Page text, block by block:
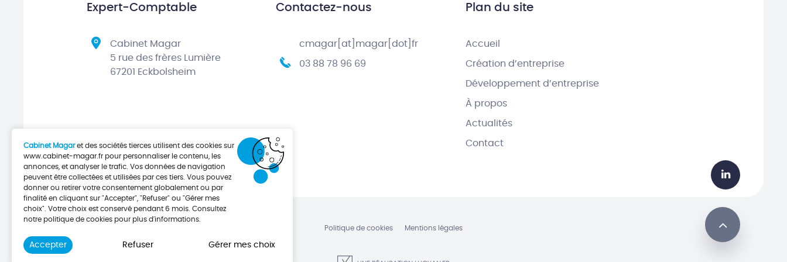
Expert-Comptable
Cabinet Magar
5 rue des frères Lumière
67201 Eckbolsheim
Contactez-nous
cmagar[at]magar[dot]fr
03 88 78 96 69
Plan du site
Accueil
Création d’entreprise
Développement d’entreprise
À propos
Actualités
Contact
Politique de cookies Mentions légales
Cabinet Magaret des sociétés tierces utilisent des cookies sur
www.cabinet-magar.frpour personnaliser le contenu, les
annonces, et analyser le trafic. Vos données de navigation
peuvent être collectées et utilisées par ces tiers. Vous pouvez
donner ou retirer votre consentement globalement ou par
finalité en cliquant sur "Accepter", "Refuser" ou "Gérer mes
choix". Votre choix est conservé pendant 6 mois. Consultez
notre politique de cookies pour plus d'informations.
Accepter Refuser Gérer mes choix